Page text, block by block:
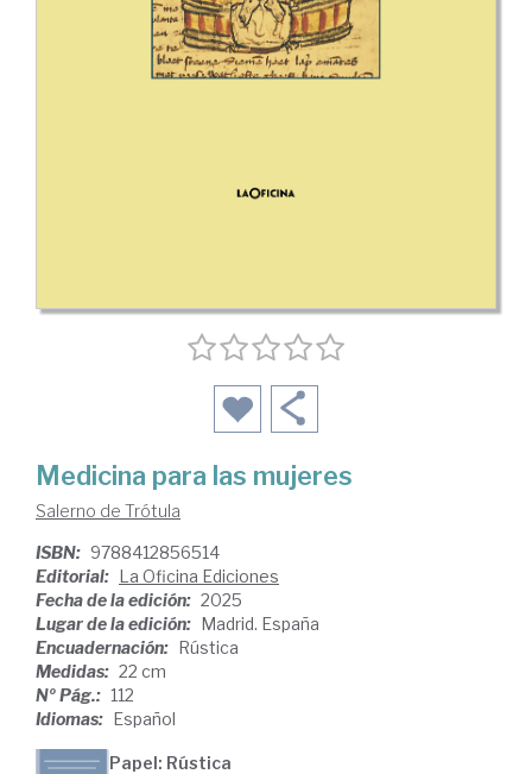
Medicina para las mujeres
Salerno de Trótula
ISBN: 9788412856514
Editorial: La Oficina Ediciones
Fecha de la edición: 2025
Lugar de la edición: Madrid. España
Encuadernación: Rústica
Medidas: 22 cm
Nº Pág.: 112
Idiomas: Español
Papel: Rústica